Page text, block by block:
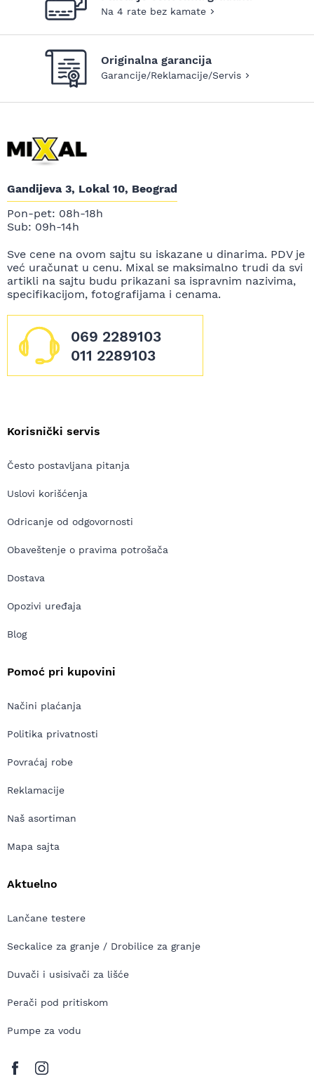
Na 4 rate bez kamate
Originalna garancija
Garancije/Reklamacije/Servis
Gandijeva 3, Lokal 10, Beograd
Pon-pet: 08h-18h
Sub: 09h-14h
Sve cene na ovom sajtu su iskazane u dinarima. PDV je
već uračunat u cenu. Mixal se maksimalno trudi da svi
artikli na sajtu budu prikazani sa ispravnim nazivima,
specifikacijom, fotografijama i cenama.
069 2289103
011 2289103
Korisnički servis
Često postavljana pitanja
Uslovi korišćenja
Odricanje od odgovornosti
Obaveštenje o pravima potrošača
Dostava
Opozivi uređaja
Blog
Pomoć pri kupovini
Načini plaćanja
Politika privatnosti
Povraćaj robe
Reklamacije
Naš asortiman
Mapa sajta
Aktuelno
Lančane testere
Seckalice za granje / Drobilice za granje
Duvači i usisivači za lišće
Perači pod pritiskom
Pumpe za vodu